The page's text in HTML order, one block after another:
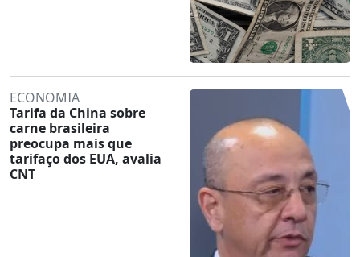
ECONOMIA
Tarifa da China sobre
carne brasileira
preocupa mais que
tarifaço dos EUA, avalia
CNT